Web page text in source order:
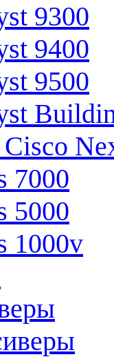
9300
9400
9500
7000
5000
1000v